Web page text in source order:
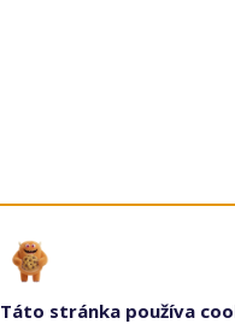
Táto stránka používa